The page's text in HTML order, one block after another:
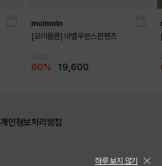
moimoln
[모이몰른] 아벨우븐스판팬츠
60% 19,600
개인정보처리방침
하루 보지 않기